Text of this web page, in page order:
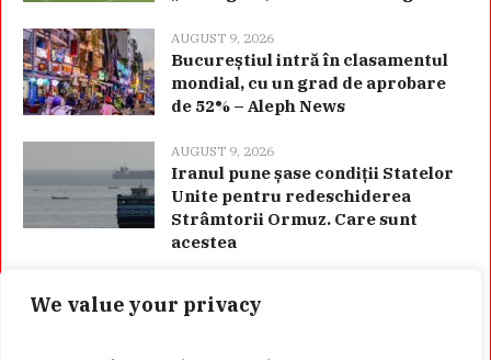
We value your privacy
AUGUST 9, 2026
Bucureștiul intră în clasamentul
mondial, cu un grad de aprobare
de 52% – Aleph News
AUGUST 9, 2026
Iranul pune șase condiții Statelor
Unite pentru redeschiderea
Strâmtorii Ormuz. Care sunt
acestea
Categorii